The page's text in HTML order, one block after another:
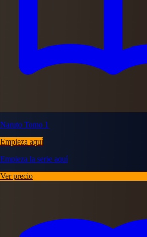
Naruto Tomo 1
Empieza aquí
Empieza la serie aquí
Ver precio